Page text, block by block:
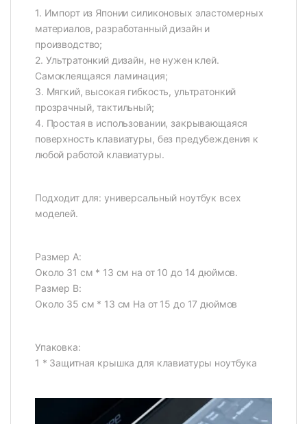
1. Импорт из Японии силиконовых эластомерных
материалов, разработанный дизайн и
производство;
2. Ультратонкий дизайн, не нужен клей.
Самоклеящаяся ламинация;
3. Мягкий, высокая гибкость, ультратонкий
прозрачный, тактильный;
4. Простая в использовании, закрывающаяся
поверхность клавиатуры, без предубеждения к
любой работой клавиатуры.
Подходит для: универсальный ноутбук всех
моделей.
Размер А:
Около 31 см * 13 см на от 10 до 14 дюймов.
Размер B:
Около 35 см * 13 см На от 15 до 17 дюймов
Упаковка:
1 * Защитная крышка для клавиатуры ноутбука